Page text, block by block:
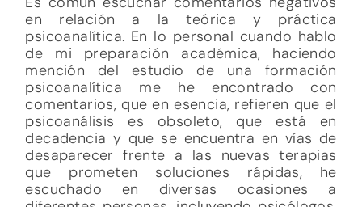
en relación a la teórica y práctica
psicoanalítica. En lo personal cuando hablo
de mi preparación académica, haciendo
mención del estudio de una formación
psicoanalítica me he encontrado con
comentarios, que en esencia, refieren que el
psicoanálisis es obsoleto, que está en
decadencia y que se encuentra en vías de
desaparecer frente a las nuevas terapias
que prometen soluciones rápidas, he
escuchado en diversas ocasiones a